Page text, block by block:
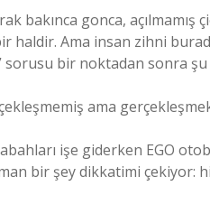
bakınca gonca, açılmamış
haldir. Ama insan zihni
sorusu bir noktadan sonra
ama
işe giderken EGO
bir şey dikkatimi çekiyor: